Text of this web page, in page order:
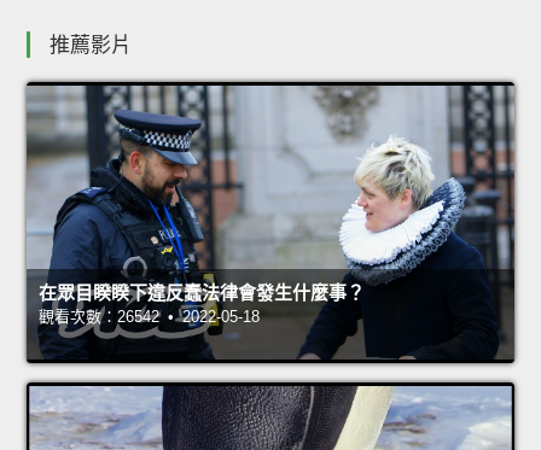
推薦影片
在眾目睽睽下違反蠢法律會發生什麼事？
觀看次數：26542 • 2022-05-18